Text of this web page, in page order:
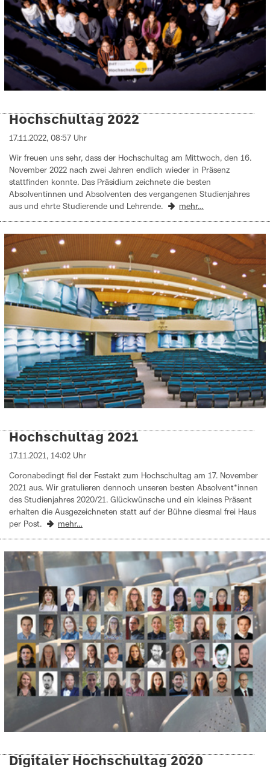
Hochschultag 2022
17.11.2022, 08:57 Uhr
Wir freuen uns sehr, dass der Hochschultag am Mittwoch, den 16.
November 2022 nach zwei Jahren endlich wieder in Präsenz
stattfinden konnte. Das Präsidium zeichnete die besten
Absolventinnen und Absolventen des vergangenen Studienjahres
aus und ehrte Studierende und Lehrende.
mehr…
Hochschultag 2021
17.11.2021, 14:02 Uhr
Coronabedingt fiel der Festakt zum Hochschultag am 17. November
2021 aus. Wir gratulieren dennoch unseren besten Absolvent*innen
des Studienjahres 2020/21. Glückwünsche und ein kleines Präsent
erhalten die Ausgezeichneten statt auf der Bühne diesmal frei Haus
per Post.
mehr…
Digitaler Hochschultag 2020